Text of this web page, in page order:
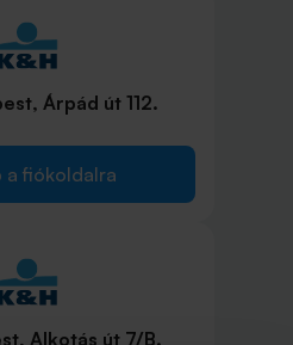
Árpád út 112.
a fiókoldalra
Alkotás út 7/B.